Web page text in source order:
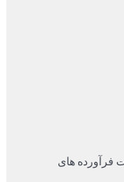
فرآورده های